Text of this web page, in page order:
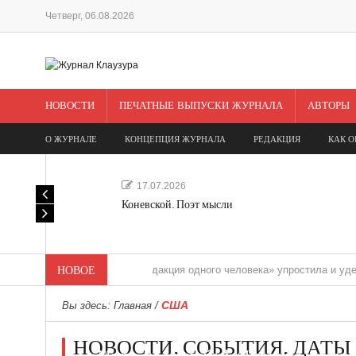
Четверг, 06.08.2026
НОВОСТИ ПЕЧАТНЫЕ ВЫПУСКИ ЖУРНАЛА АВТОРЫ
О ЖУРНАЛЕ КОНЦЕПЦИЯ ЖУРНАЛА РЕДАКЦИЯ КАК
17.07.2026
Коневской. Поэт мысли
НОВОЕ«Редакция одного человека» упростила и удешевила
Вы здесь: Главная/ США
НОВОСТИ. СОБЫТИЯ. ДАТЫ